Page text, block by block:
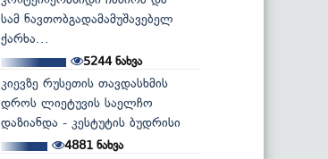
სამ ნავთობგადამამუშავებელ
ქარხა...
5244ნახვა
კიევზე რუსეთის თავდასხმის
დროს ლიეტუვის საელჩო
დაზიანდა - კესტუტის ბუდრისი
4881ნახვა